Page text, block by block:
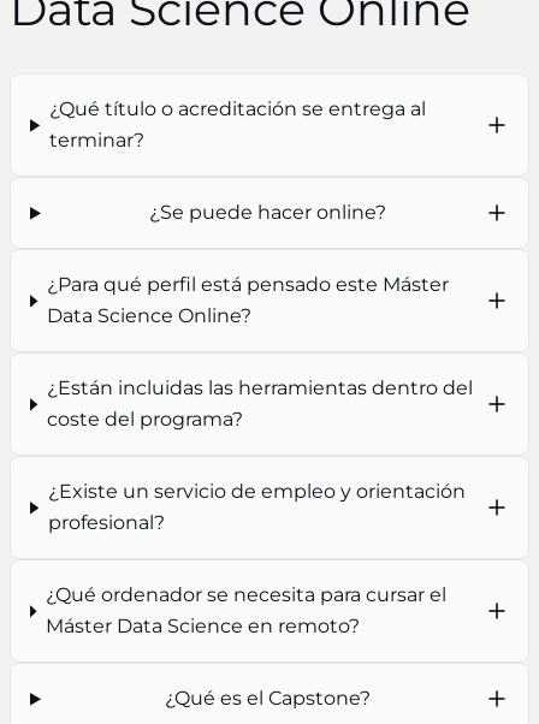
¿Qué título o acreditación se entrega al
terminar?
¿Se puede hacer online?
¿Para qué perfil está pensado este Máster
Data Science Online?
¿Están incluidas las herramientas dentro del
coste del programa?
¿Existe un servicio de empleo y orientación
profesional?
¿Qué ordenador se necesita para cursar el
Máster Data Science en remoto?
¿Qué es el Capstone?